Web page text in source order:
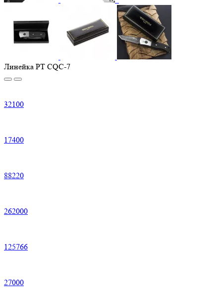
Линейка PT CQC-7
32100
17400
88220
262000
125766
27000